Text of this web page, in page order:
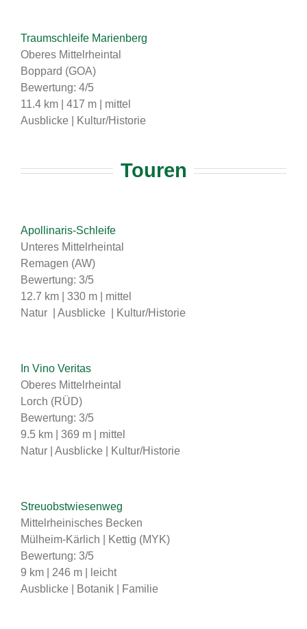
Traumschleife Marienberg
Oberes Mittelrheintal
Boppard (GOA)
Bewertung: 4/5
11.4 km | 417 m | mittel
Ausblicke | Kultur/Historie
Touren
Apollinaris-Schleife
Unteres Mittelrheintal
Remagen (AW)
Bewertung: 3/5
12.7 km | 330 m | mittel
Natur | Ausblicke | Kultur/Historie
In Vino Veritas
Oberes Mittelrheintal
Lorch (RÜD)
Bewertung: 3/5
9.5 km | 369 m | mittel
Natur | Ausblicke | Kultur/Historie
Streuobstwiesenweg
Mittelrheinisches Becken
Mülheim-Kärlich | Kettig (MYK)
Bewertung: 3/5
9 km | 246 m | leicht
Ausblicke | Botanik | Familie